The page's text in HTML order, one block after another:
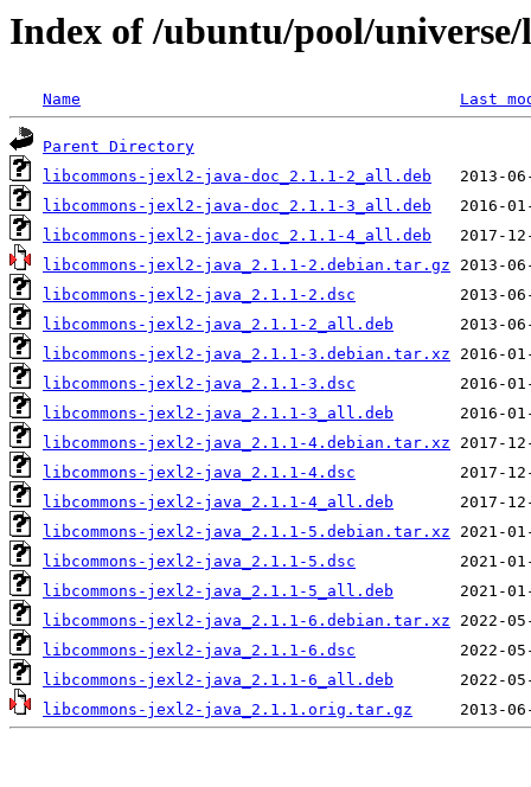
Index of /ubuntu/pool/
Name Last
Parent Directory
libcommons-jexl2-java-doc_2.1.1-2_all.deb
libcommons-jexl2-java-doc_2.1.1-3_all.deb
libcommons-jexl2-java-doc_2.1.1-4_all.deb
libcommons-jexl2-java_2.1.1-2.debian.tar.gz
libcommons-jexl2-java_2.1.1-2.dsc
libcommons-jexl2-java_2.1.1-2_all.deb
libcommons-jexl2-java_2.1.1-3.debian.tar.xz
libcommons-jexl2-java_2.1.1-3.dsc
libcommons-jexl2-java_2.1.1-3_all.deb
libcommons-jexl2-java_2.1.1-4.debian.tar.xz
libcommons-jexl2-java_2.1.1-4.dsc
libcommons-jexl2-java_2.1.1-4_all.deb
libcommons-jexl2-java_2.1.1-5.debian.tar.xz
libcommons-jexl2-java_2.1.1-5.dsc
libcommons-jexl2-java_2.1.1-5_all.deb
libcommons-jexl2-java_2.1.1-6.debian.tar.xz
libcommons-jexl2-java_2.1.1-6.dsc
libcommons-jexl2-java_2.1.1-6_all.deb
libcommons-jexl2-java_2.1.1.orig.tar.gz